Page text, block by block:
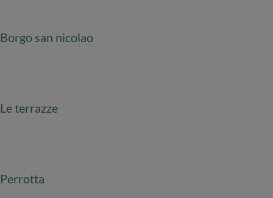
Borgo san nicolao
Le terrazze
Perrotta